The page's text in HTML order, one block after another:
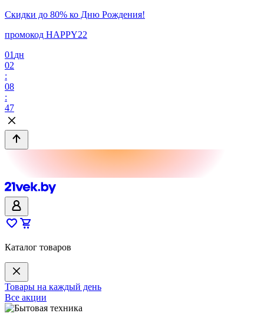
Скидки до 80% ко Дню Рождения!
промокод HAPPY22
01 дн
02
:
08
:
47
Каталог товаров
Товары на каждый день
Все акции